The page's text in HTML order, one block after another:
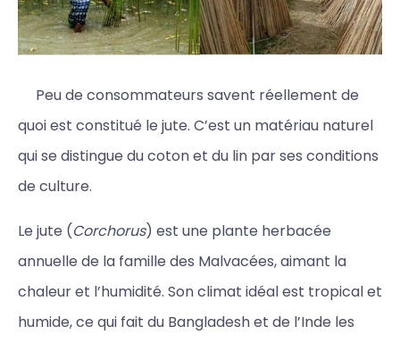
Peu de consommateurs savent réellement de
quoi est constitué le jute. C’est un matériau naturel
qui se distingue du coton et du lin par ses conditions
de culture.
Le jute (Corchorus) est une plante herbacée
annuelle de la famille des Malvacées, aimant la
chaleur et l’humidité. Son climat idéal est tropical et
humide, ce qui fait du Bangladesh et de l’Inde les